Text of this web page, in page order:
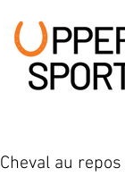
Cheval au repos